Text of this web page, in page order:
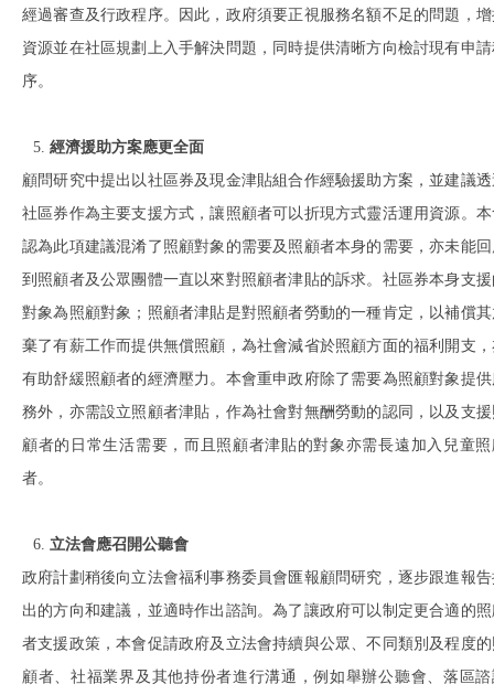
經過審查及行政程序。因此，政府須要正視服務名額不足的問題，
資源並在社區規劃上入手解決問題，同時提供清晰方向檢討現有申
序。
經濟援助方案應更全面
顧問研究中提出以社區券及現金津貼組合作經驗援助方案，並建議
社區券作為主要支援方式，讓照顧者可以折現方式靈活運用資源。
認為此項建議混淆了照顧對象的需要及照顧者本身的需要，亦未能
到照顧者及公眾團體一直以來對照顧者津貼的訴求。社區券本身支
對象為照顧對象；照顧者津貼是對照顧者勞動的一種肯定，以補償
棄了有薪工作而提供無償照顧，為社會減省於照顧方面的福利開支
有助舒緩照顧者的經濟壓力。本會重申政府除了需要為照顧對象提
務外，亦需設立照顧者津貼，作為社會對無酬勞動的認同，以及支
顧者的日常生活需要，而且照顧者津貼的對象亦需長遠加入兒童照
者。
立法會應召開公聽會
政府計劃稍後向立法會福利事務委員會匯報顧問研究，逐步跟進報
出的方向和建議，並適時作出諮詢。為了讓政府可以制定更合適的
者支援政策，本會促請政府及立法會持續與公眾、不同類別及程度
顧者、社福業界及其他持份者進行溝通，例如舉辦公聽會、落區諮